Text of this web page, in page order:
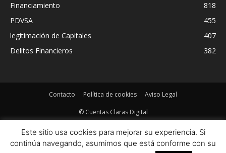
Financiamiento
818
PDVSA
455
legitimación de Capitales
407
Delitos Financieros
382
Contacto Política de cookies Aviso Legal
© Cuentas Claras Digital
Este sitio usa cookies para mejorar su experiencia. Si
continúa navegando, asumimos que está conforme con su